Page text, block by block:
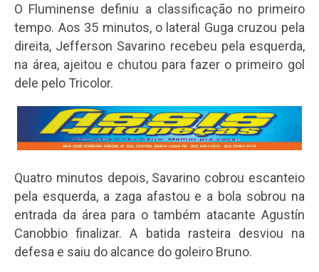
O Fluminense definiu a classificação no primeiro
tempo. Aos 35 minutos, o lateral Guga cruzou pela
direita, Jefferson Savarino recebeu pela esquerda,
na área, ajeitou e chutou para fazer o primeiro gol
dele pelo Tricolor.
Quatro minutos depois, Savarino cobrou escanteio
pela esquerda, a zaga afastou e a bola sobrou na
entrada da área para o também atacante Agustín
Canobbio finalizar. A batida rasteira desviou na
defesa e saiu do alcance do goleiro Bruno.